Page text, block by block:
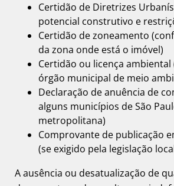
Certidão de Diretrizes
potencial construtivo e
Certidão de zoneamento
da zona onde está o imóvel)
Certidão ou licença ambiental
órgão municipal de meio
Declaração de anuência de
alguns municípios de São
metropolitana)
Comprovante de publicação
(se exigido pela legislação
A ausência ou desatualização de